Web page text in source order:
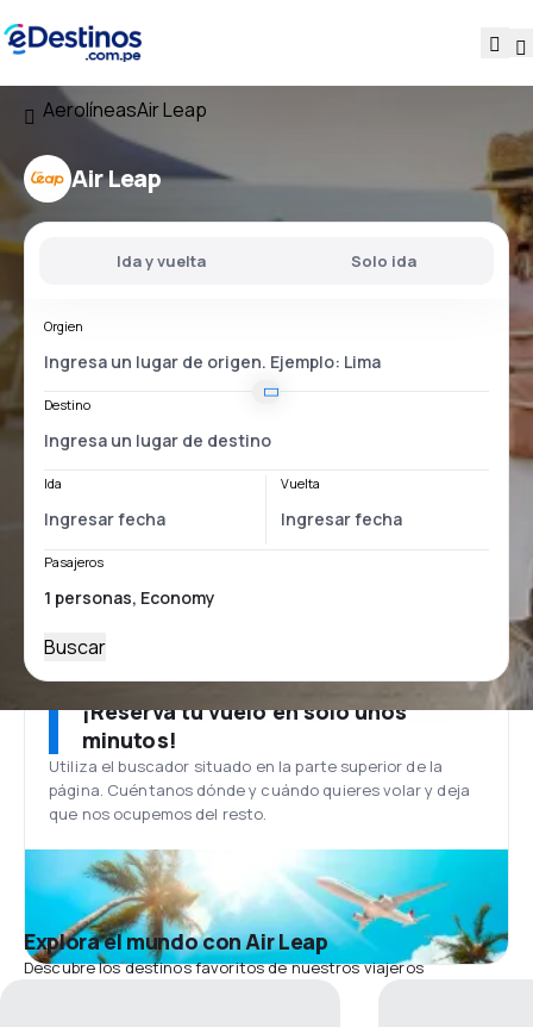
AerolíneasAir Leap
Air Leap
Ida y vuelta Solo ida
Orgien
Destino
Ida Vuelta
Pasajeros
Buscar
¡Reserva tu vuelo en solo unos
minutos!
Utiliza el buscador situado en la parte superior de la
página. Cuéntanos dónde y cuándo quieres volar y deja
que nos ocupemos del resto.
Explora el mundo con Air Leap
Descubre los destinos favoritos de nuestros viajeros